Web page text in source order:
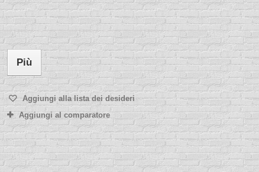
Più
Aggiungi alla lista dei desideri
Aggiungi al comparatore